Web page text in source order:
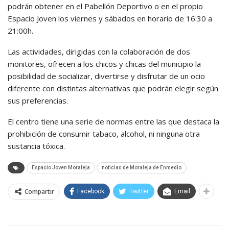
podrán obtener en el Pabellón Deportivo o en el propio
Espacio Joven los viernes y sábados en horario de 16:30 a
21:00h.
Las actividades, dirigidas con la colaboración de dos
monitores, ofrecen a los chicos y chicas del municipio la
posibilidad de socializar, divertirse y disfrutar de un ocio
diferente con distintas alternativas que podrán elegir según
sus preferencias.
El centro tiene una serie de normas entre las que destaca la
prohibición de consumir tabaco, alcohol, ni ninguna otra
sustancia tóxica.
Espacio Joven Moraleja noticias de Moraleja de Enmedio
Compartir Facebook Twitter Email